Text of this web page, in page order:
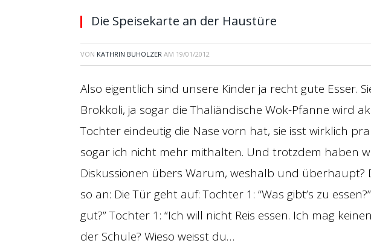
Die Speisekarte an der Haustüre
VON KATHRIN BUHOLZER AM 19/01/2012
Also eigentlich sind unsere Kinder ja recht gute Esser.
Brokkoli, ja sogar die Thaliändische Wok-Pfanne wird
Tochter eindeutig die Nase vorn hat, sie isst wirklich
sogar ich nicht mehr mithalten. Und trotzdem haben
Diskussionen übers Warum, weshalb und überhaupt?
so an: Die Tür geht auf: Tochter 1: “Was gibt’s zu
gut?” Tochter 1: “Ich will nicht Reis essen. Ich mag keinen
der Schule? Wieso weisst du…